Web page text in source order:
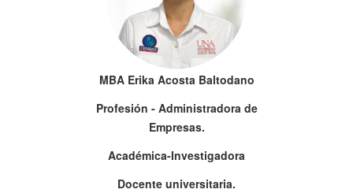
MBA Erika Acosta Baltodano
Profesión - Administradora de
Empresas.
Académica-Investigadora
Docente universitaria.